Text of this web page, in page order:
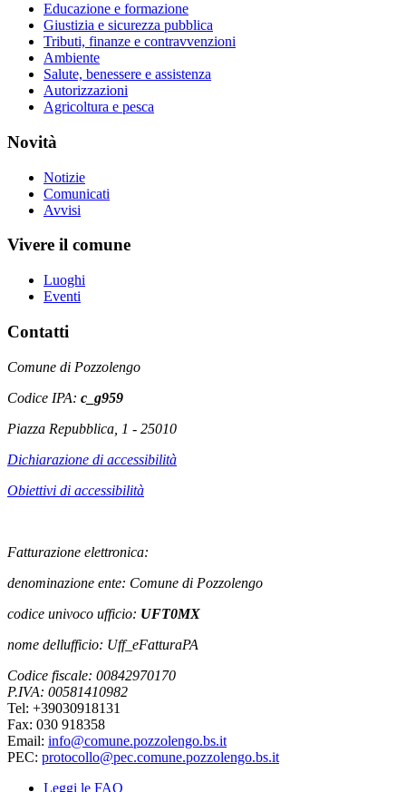
Educazione e formazione
Giustizia e sicurezza pubblica
Tributi, finanze e contravvenzioni
Ambiente
Salute, benessere e assistenza
Autorizzazioni
Agricoltura e pesca
Novità
Notizie
Comunicati
Avvisi
Vivere il comune
Luoghi
Eventi
Contatti
Comune di Pozzolengo
Codice IPA: c_g959
Piazza Repubblica, 1 - 25010
Dichiarazione di accessibilità
Obiettivi di accessibilità
Fatturazione elettronica:
denominazione ente: Comune di Pozzolengo
codice univoco ufficio: UFT0MX
nome dellufficio: Uff_eFatturaPA
Codice fiscale: 00842970170
P.IVA: 00581410982
Tel: +39030918131
Fax: 030 918358
Email: info@comune.pozzolengo.bs.it
PEC: protocollo@pec.comune.pozzolengo.bs.it
Leggi le FAQ